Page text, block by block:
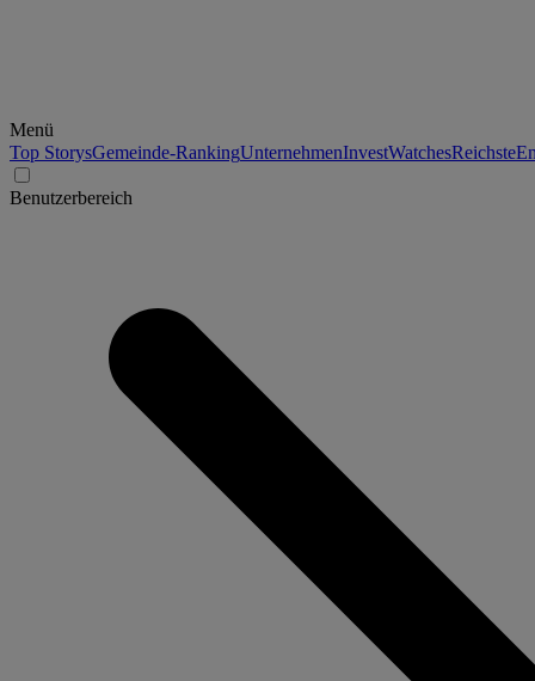
Menü
Top StorysGemeinde-RankingUnternehmenInvestWatchesReichste
Benutzerbereich